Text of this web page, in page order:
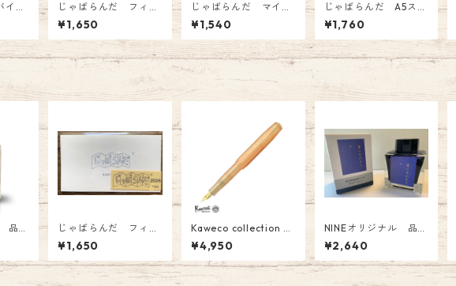
ブ
ー
じゃばらんだ フィー
ルド 2026年版 じ
ゃばら型システム手帳
リフィル カレンダ
ー
¥1,650
じゃばらんだ マイク
ロ5 2026年版 じゃ
ばら型システム手帳リ
フィル カレンダー
¥1,540
じゃばらんだ A5スリ
ム 2026年版 じゃ
ばら型システム手帳リ
フィル カレンダー
¥1,760
品
ナル
Ink
じゃばらんだ フィー
ルド 2026年版 じ
ゃばら型システム手帳
リフィル カレンダ
ー
¥1,650
Kaweco collection
Apricot Pearl(アプリ
コットパール) 万年筆
(F)￥4950(税込）
¥4,950
NINEオリジナル 品
番:NI-033 NINEオリ
ジナルインク「 ～星に
なれたら～」オリジナ
ル Fountain Pen Ink
¥2,640